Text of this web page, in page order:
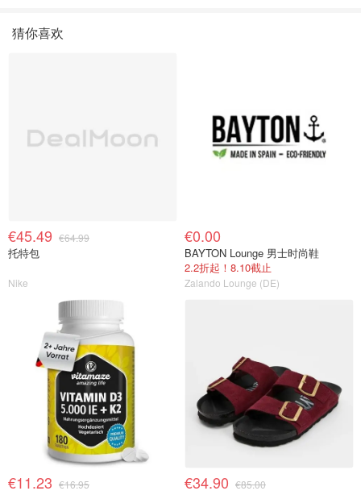
猜你喜欢
€45.49 €64.99
托特包
Nike
€0.00
BAYTON Lounge 男士时尚鞋
2.2折起！8.10截止
Zalando Lounge (DE)
€11.23 €16.95 €34.90 €85.00